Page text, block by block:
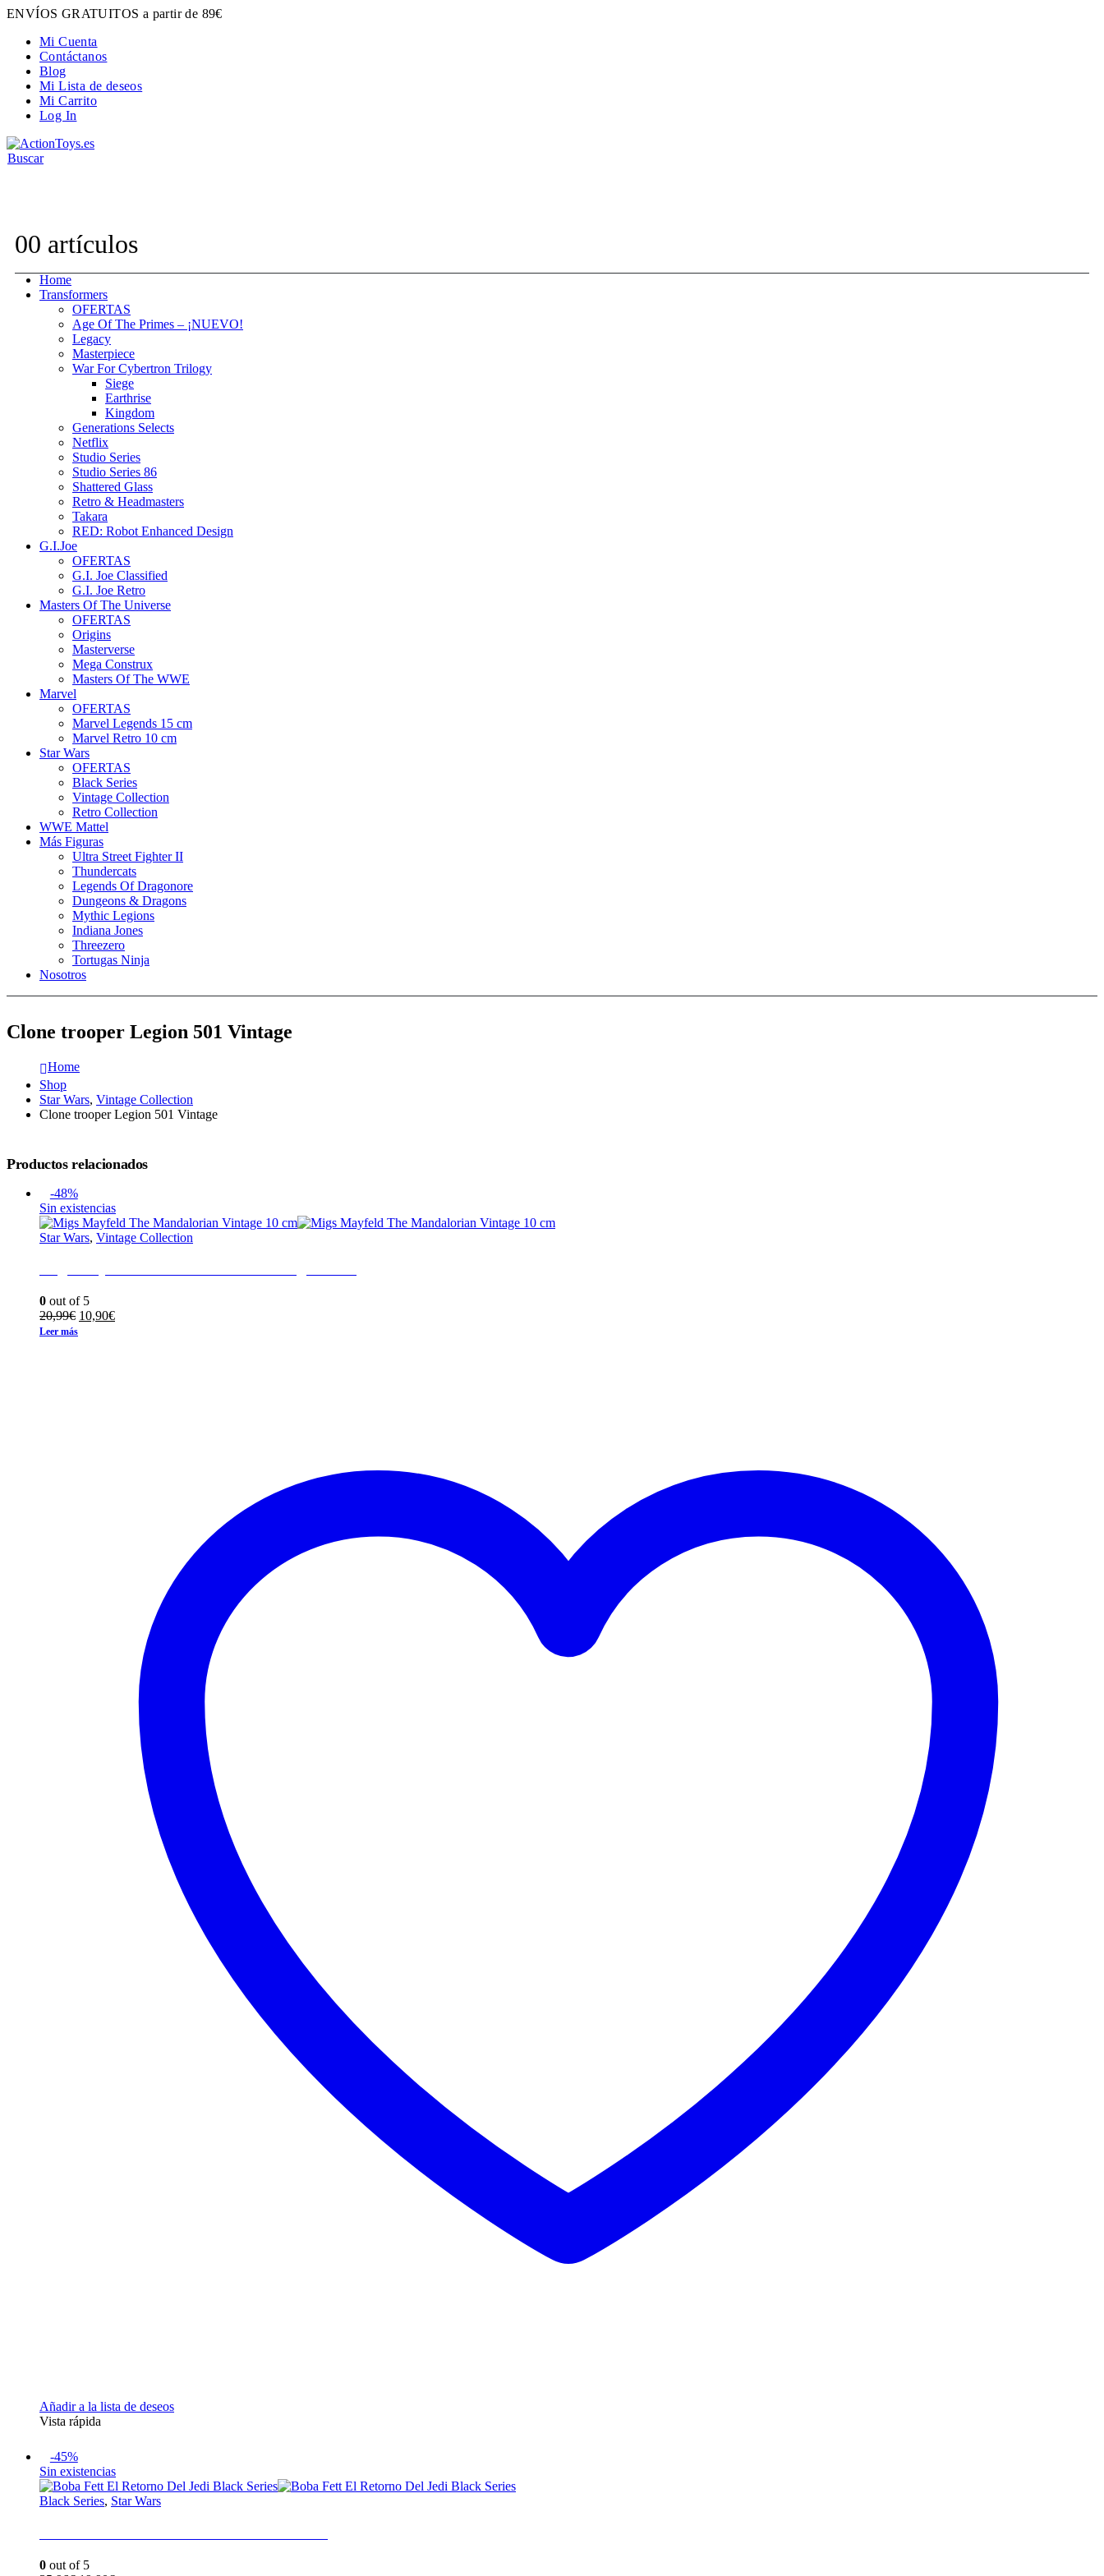
ENVÍOS GRATUITOS a partir de 89€
Mi Cuenta
Contáctanos
Blog
Mi Lista de deseos
Mi Carrito
Log In
Buscar
00 artículos
Home
Transformers
OFERTAS
Age Of The Primes – ¡NUEVO!
Legacy
Masterpiece
War For Cybertron Trilogy
Siege
Earthrise
Kingdom
Generations Selects
Netflix
Studio Series
Studio Series 86
Shattered Glass
Retro & Headmasters
Takara
RED: Robot Enhanced Design
G.I.Joe
OFERTAS
G.I. Joe Classified
G.I. Joe Retro
Masters Of The Universe
OFERTAS
Origins
Masterverse
Mega Construx
Masters Of The WWE
Marvel
OFERTAS
Marvel Legends 15 cm
Marvel Retro 10 cm
Star Wars
OFERTAS
Black Series
Vintage Collection
Retro Collection
WWE Mattel
Más Figuras
Ultra Street Fighter II
Thundercats
Legends Of Dragonore
Dungeons & Dragons
Mythic Legions
Indiana Jones
Threezero
Tortugas Ninja
Nosotros
Clone trooper Legion 501 Vintage
Home
Shop
Star Wars, Vintage Collection
Clone trooper Legion 501 Vintage
Productos relacionados
-48%
Sin existencias
Star Wars, Vintage Collection
0 out of 5
20,99€ El
10,90€El
Leer más
Añadir a la lista de deseos
Vista rápida
-45%
Sin existencias
Black Series, Star Wars
0 out of 5